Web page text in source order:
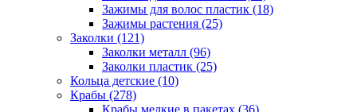
Зажимы для волос пластик (18)
Зажимы растения (25)
Заколки (121)
Заколки металл (96)
Заколки пластик (25)
Кольца детские (10)
Крабы (278)
Крабы мелкие в пакетах (36)